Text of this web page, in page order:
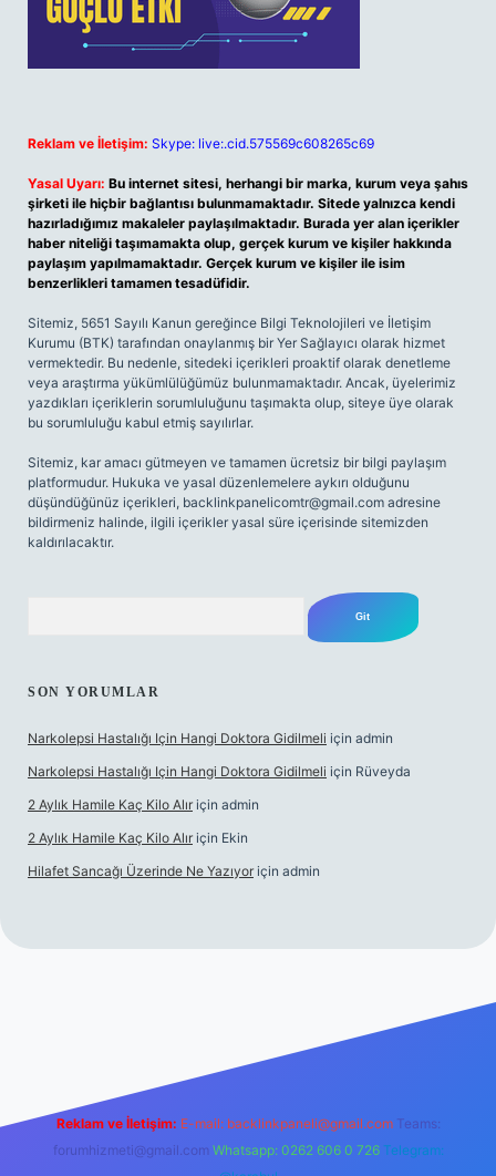
Reklam ve İletişim: Skype: live:.cid.575569c608265c69
Yasal Uyarı: Bu internet sitesi, herhangi bir marka, kurum veya şahıs
şirketi ile hiçbir bağlantısı bulunmamaktadır. Sitede yalnızca kendi
hazırladığımız makaleler paylaşılmaktadır. Burada yer alan içerikler
haber niteliği taşımamakta olup, gerçek kurum ve kişiler hakkında
paylaşım yapılmamaktadır. Gerçek kurum ve kişiler ile isim
benzerlikleri tamamen tesadüfidir.
Sitemiz, 5651 Sayılı Kanun gereğince Bilgi Teknolojileri ve İletişim
Kurumu (BTK) tarafından onaylanmış bir Yer Sağlayıcı olarak hizmet
vermektedir. Bu nedenle, sitedeki içerikleri proaktif olarak denetleme
veya araştırma yükümlülüğümüz bulunmamaktadır. Ancak, üyelerimiz
yazdıkları içeriklerin sorumluluğunu taşımakta olup, siteye üye olarak
bu sorumluluğu kabul etmiş sayılırlar.
Sitemiz, kar amacı gütmeyen ve tamamen ücretsiz bir bilgi paylaşım
platformudur. Hukuka ve yasal düzenlemelere aykırı olduğunu
düşündüğünüz içerikleri, backlinkpanelicomtr@gmail.com adresine
bildirmeniz halinde, ilgili içerikler yasal süre içerisinde sitemizden
kaldırılacaktır.
SON YORUMLAR
Narkolepsi Hastalığı Için Hangi Doktora Gidilmeli için admin
Narkolepsi Hastalığı Için Hangi Doktora Gidilmeli için Rüveyda
2 Aylık Hamile Kaç Kilo Alır için admin
2 Aylık Hamile Kaç Kilo Alır için Ekin
Hilafet Sancağı Üzerinde Ne Yazıyor için admin
Reklam ve İletişim: E-mail: backlinkpaneli@gmail.com Teams:
forumhizmeti@gmail.com Whatsapp: 0262 606 0 726 Telegram: